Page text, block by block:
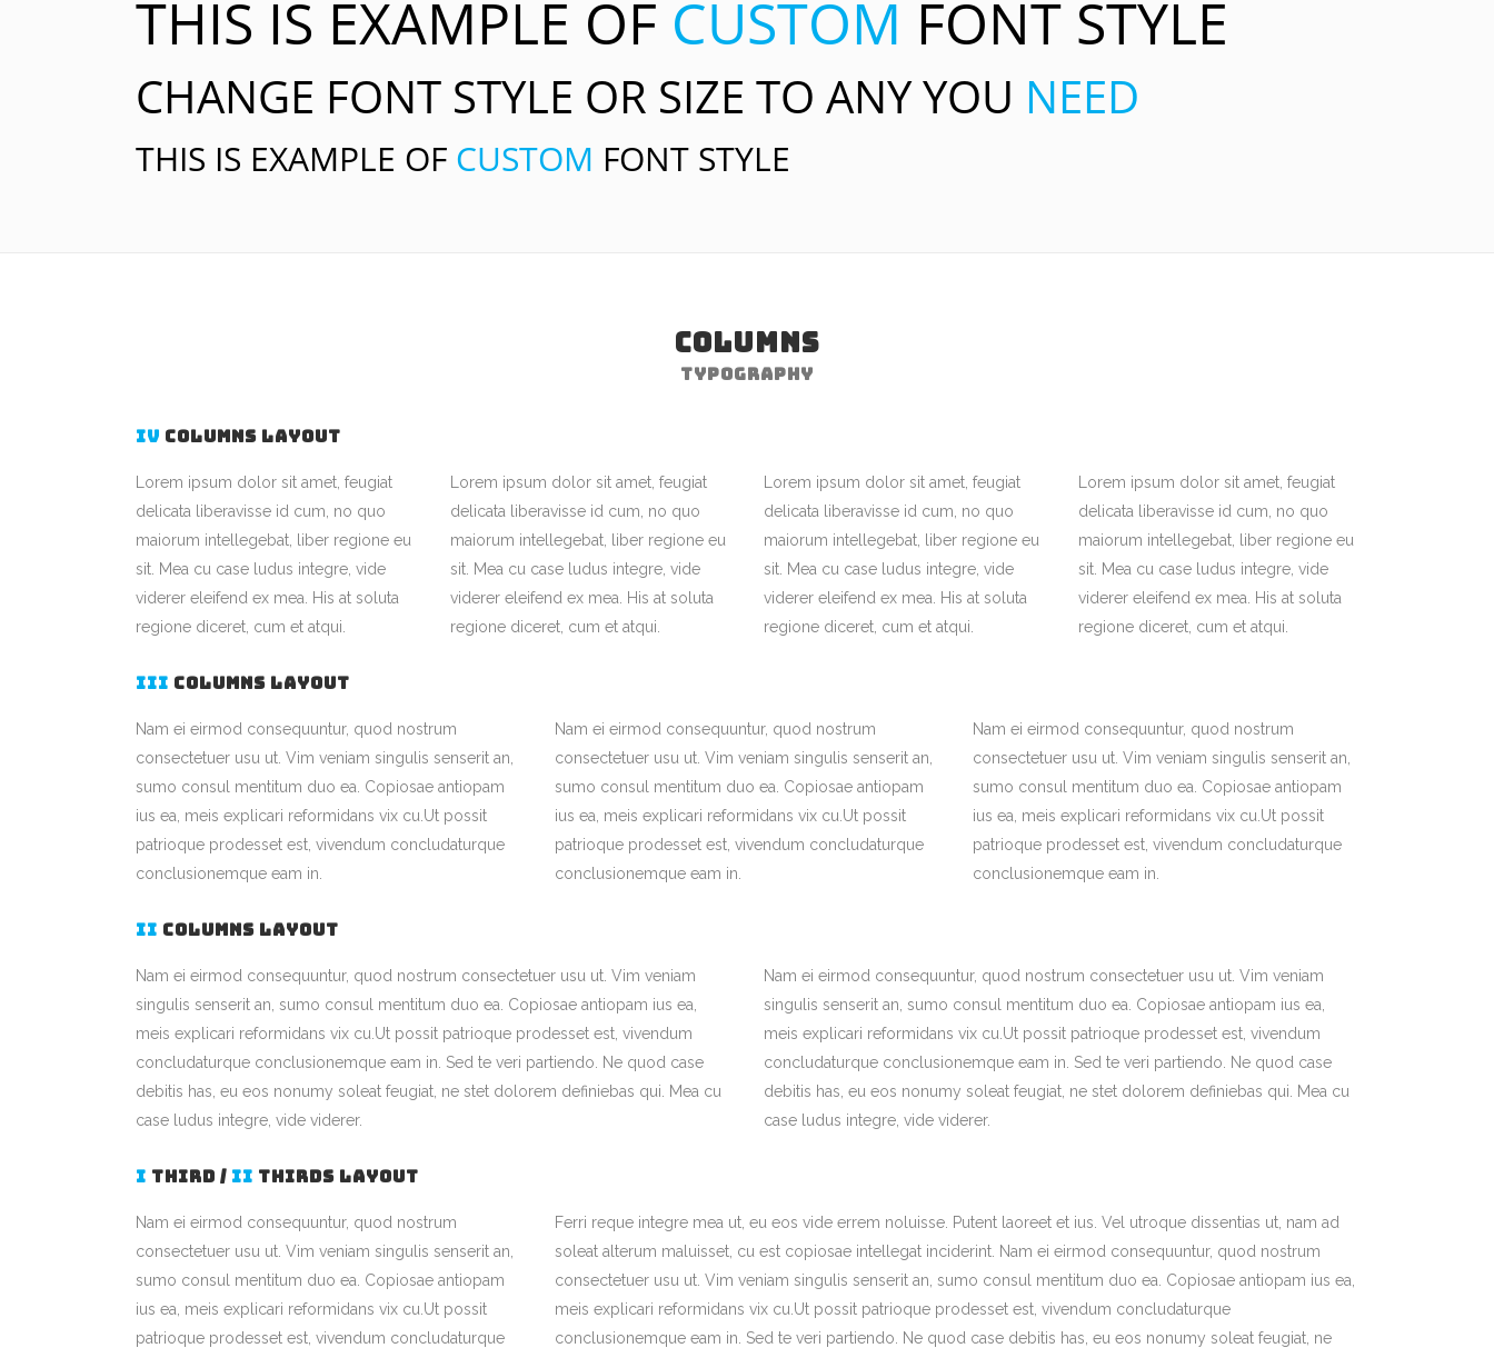
THIS IS EXAMPLE OF CUSTOM FONT STYLE
CHANGE FONT STYLE OR SIZE TO ANY YOU NEED
THIS IS EXAMPLE OF CUSTOM FONT STYLE
COLUMNS
TYPOGRAPHY
IV COLUMNS LAYOUT
Lorem ipsum dolor sit amet, feugiat
delicata liberavisse id cum, no quo
maiorum intellegebat, liber regione eu
sit. Mea cu case ludus integre, vide
viderer eleifend ex mea. His at soluta
regione diceret, cum et atqui.
Lorem ipsum dolor sit amet, feugiat
delicata liberavisse id cum, no quo
maiorum intellegebat, liber regione eu
sit. Mea cu case ludus integre, vide
viderer eleifend ex mea. His at soluta
regione diceret, cum et atqui.
Lorem ipsum dolor sit amet, feugiat
delicata liberavisse id cum, no quo
maiorum intellegebat, liber regione eu
sit. Mea cu case ludus integre, vide
viderer eleifend ex mea. His at soluta
regione diceret, cum et atqui.
Lorem ipsum dolor sit amet, feugiat
delicata liberavisse id cum, no quo
maiorum intellegebat, liber regione eu
sit. Mea cu case ludus integre, vide
viderer eleifend ex mea. His at soluta
regione diceret, cum et atqui.
III COLUMNS LAYOUT
Nam ei eirmod consequuntur, quod nostrum
consectetuer usu ut. Vim veniam singulis senserit an,
sumo consul mentitum duo ea. Copiosae antiopam
ius ea, meis explicari reformidans vix cu.Ut possit
patrioque prodesset est, vivendum concludaturque
conclusionemque eam in.
Nam ei eirmod consequuntur, quod nostrum
consectetuer usu ut. Vim veniam singulis senserit an,
sumo consul mentitum duo ea. Copiosae antiopam
ius ea, meis explicari reformidans vix cu.Ut possit
patrioque prodesset est, vivendum concludaturque
conclusionemque eam in.
Nam ei eirmod consequuntur, quod nostrum
consectetuer usu ut. Vim veniam singulis senserit an,
sumo consul mentitum duo ea. Copiosae antiopam
ius ea, meis explicari reformidans vix cu.Ut possit
patrioque prodesset est, vivendum concludaturque
conclusionemque eam in.
II COLUMNS LAYOUT
Nam ei eirmod consequuntur, quod nostrum consectetuer usu ut. Vim veniam
singulis senserit an, sumo consul mentitum duo ea. Copiosae antiopam ius ea,
meis explicari reformidans vix cu.Ut possit patrioque prodesset est, vivendum
concludaturque conclusionemque eam in. Sed te veri partiendo. Ne quod case
debitis has, eu eos nonumy soleat feugiat, ne stet dolorem definiebas qui. Mea cu
case ludus integre, vide viderer.
Nam ei eirmod consequuntur, quod nostrum consectetuer usu ut. Vim veniam
singulis senserit an, sumo consul mentitum duo ea. Copiosae antiopam ius ea,
meis explicari reformidans vix cu.Ut possit patrioque prodesset est, vivendum
concludaturque conclusionemque eam in. Sed te veri partiendo. Ne quod case
debitis has, eu eos nonumy soleat feugiat, ne stet dolorem definiebas qui. Mea cu
case ludus integre, vide viderer.
I THIRD / II THIRDS LAYOUT
Nam ei eirmod consequuntur, quod nostrum
consectetuer usu ut. Vim veniam singulis senserit an,
sumo consul mentitum duo ea. Copiosae antiopam
ius ea, meis explicari reformidans vix cu.Ut possit
patrioque prodesset est, vivendum concludaturque
Ferri reque integre mea ut, eu eos vide errem noluisse. Putent laoreet et ius. Vel utroque dissentias ut, nam ad
soleat alterum maluisset, cu est copiosae intellegat inciderint. Nam ei eirmod consequuntur, quod nostrum
consectetuer usu ut. Vim veniam singulis senserit an, sumo consul mentitum duo ea. Copiosae antiopam ius ea,
meis explicari reformidans vix cu.Ut possit patrioque prodesset est, vivendum concludaturque
conclusionemque eam in. Sed te veri partiendo. Ne quod case debitis has, eu eos nonumy soleat feugiat, ne